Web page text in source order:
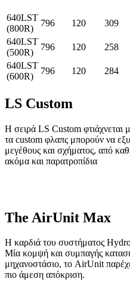
640LST
(800R)
796 120 309
640LST
(500R)
796 120 258
640LST
(600R)
796 120 284
LS Custom
H σειρά LS Custom φτιάχνεται
τα custom φλαπς μπορούν να
μεγέθους και σχήματος, από
ακόμα και παρατροπίδια
The AirUnit Max
Η καρδιά του συστήματος
Μία κομψή και συμπαγής
μηχανοστάσιο, το AirUnit
πιο άμεση απόκριση.